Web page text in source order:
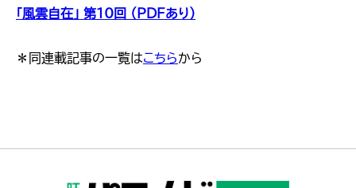
「風雲自在」 第10回 （PDFあり）
＊同連載記事の一覧はこちらから